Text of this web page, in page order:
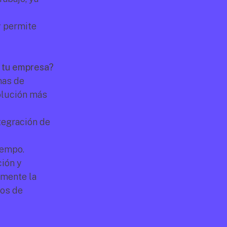
permite
empresa?
de
más
de
y
la
de